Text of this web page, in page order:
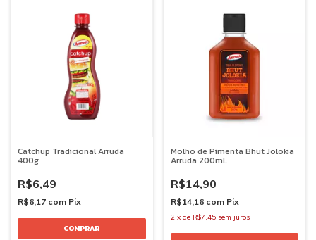
Catchup Tradicional Arruda
400g
R$6,49
R$6,17 com Pix
Molho de Pimenta Bhut Jolokia
Arruda 200mL
R$14,90
R$14,16 com Pix
2 x de R$7,45 sem juros